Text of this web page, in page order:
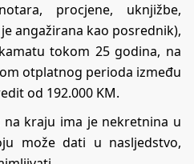
procjene, uknjižbe,
angažirana kao posrednik),
tokom 25 godina, na
otplatnog perioda između
od 192.000 KM.
kraju ima je nekretnina u
može dati u nasljedstvo,